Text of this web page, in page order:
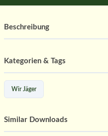
Beschreibung
Kategorien & Tags
Wir Jäger
Similar Downloads